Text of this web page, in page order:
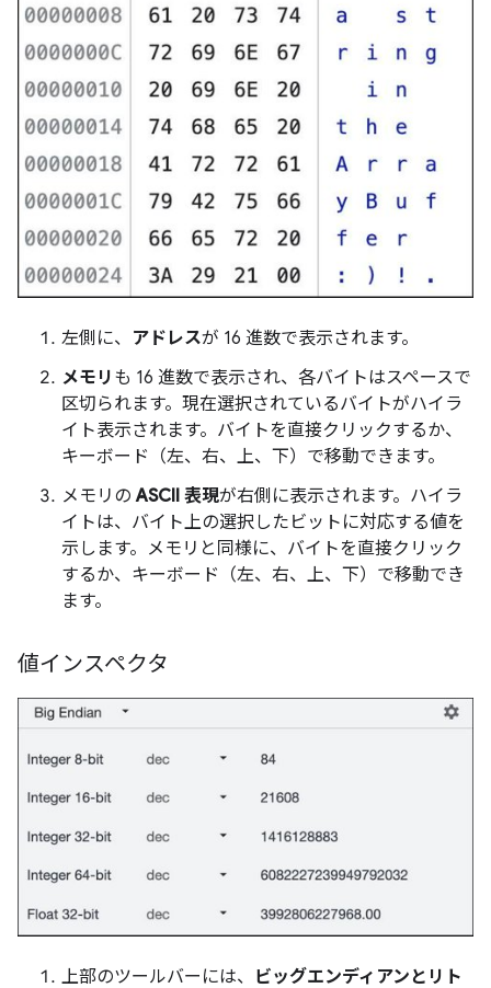
左側に、 アドレスが 16 進数で表示されます。
メモリ も 16 進数で表示され、各バイトはスペースで
区切られます。現在選択されているバイトがハイラ
イト表示されます。バイトを直接クリックするか、
キーボード（左、右、上、下）で移動できます。
メモリのASCII 表現が右側に表示されます。ハイラ
イトは、バイト上の選択したビットに対応する値を
示します。メモリと同様に、バイトを直接クリック
するか、キーボード（左、右、上、下）で移動でき
ます。
値インスペクタ
上部のツールバーには、 ビッグエンディアンとリト